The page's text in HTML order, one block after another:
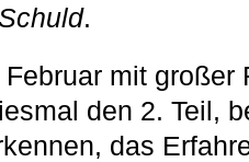
.
mit großer
den 2. Teil,
das